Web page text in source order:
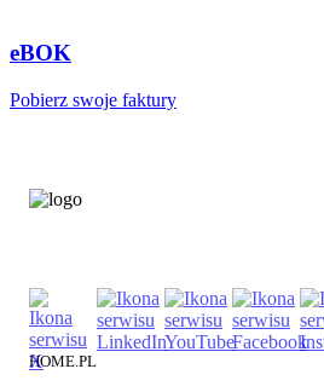
eBOK
Pobierz swoje faktury
HOME.PL